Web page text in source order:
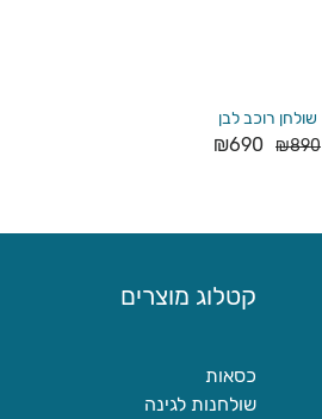
שולחן רוכב לבן
₪890
₪690
קטלוג מוצרים
כסאות
שולחנות לגינה